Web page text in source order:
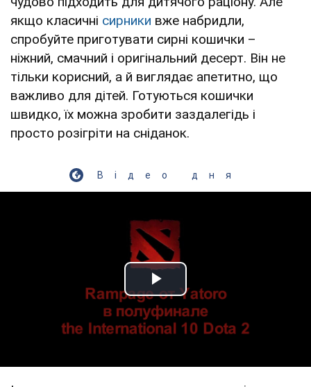
якщо класичні сирники вже набридли,
спробуйте приготувати сирні кошички –
ніжний, смачний і оригінальний десерт. Він не
тільки корисний, а й виглядає апетитно, що
важливо для дітей. Готуються кошички
швидко, їх можна зробити заздалегідь і
просто розігріти на сніданок.
Відео дня
Play Video